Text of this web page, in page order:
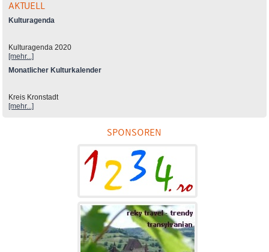
AKTUELL
Kulturagenda
Kulturagenda 2020
[mehr...]
Monatlicher Kulturkalender
Kreis Kronstadt
[mehr...]
SPONSOREN